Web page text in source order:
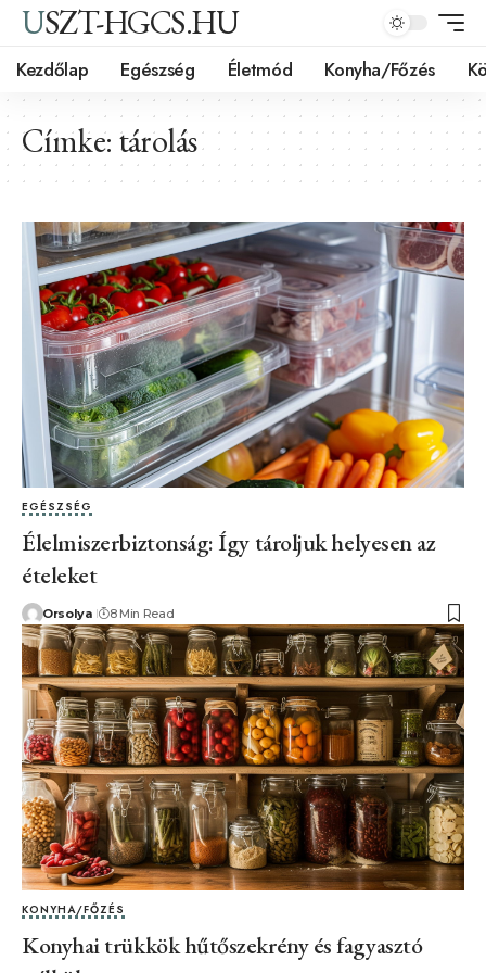
USZT-HGCS.HU
Kezdőlap Egészség Életmód Konyha/Főzés
Címke: tárolás
EGÉSZSÉG
Élelmiszerbiztonság: Így tároljuk helyesen az
ételeket
Orsolya 8 Min Read
KONYHA/FŐZÉS
Konyhai trükkök hűtőszekrény és fagyasztó